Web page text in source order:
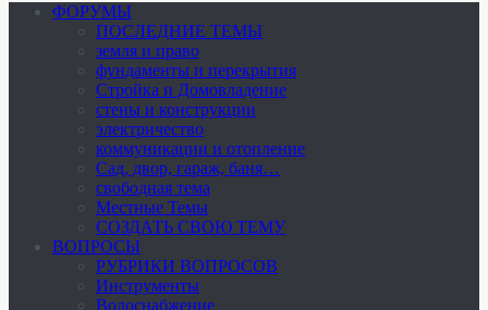
ФОРУМЫ
ПОСЛЕДНИЕ ТЕМЫ
земля и право
фундаменты и перекрытия
Стройка и Домовладение
стены и конструкции
электричество
коммуникации и отопление
Cад, двор, гараж, баня…
свободная тема
Местные Темы
СОЗДАТЬ СВОЮ ТЕМУ
ВОПРОСЫ
РУБРИКИ ВОПРОСОВ
Инструменты
Водоснабжение